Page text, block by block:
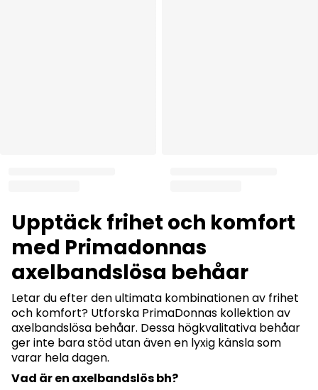
Upptäck frihet och komfort
med Primadonnas
axelbandslösa behåar
Letar du efter den ultimata kombinationen av frihet
och komfort? Utforska PrimaDonnas kollektion av
axelbandslösa behåar. Dessa högkvalitativa behåar
ger inte bara stöd utan även en lyxig känsla som
varar hela dagen.
Vad är en axelbandslös bh?